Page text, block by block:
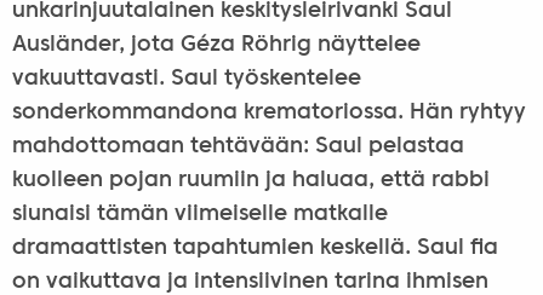
unkarinjuutalainen keskitysleirivanki Saul
Ausländer, jota Géza Röhrig näyttelee
vakuuttavasti. Saul työskentelee
sonderkommandona krematoriossa. Hän ryhtyy
mahdottomaan tehtävään: Saul pelastaa
kuolleen pojan ruumiin ja haluaa, että rabbi
siunaisi tämän viimeiselle matkalle
dramaattisten tapahtumien keskellä. Saul fia
on vaikuttava ja intensiivinen tarina ihmisen